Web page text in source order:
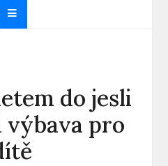
do jesli
výbava pro